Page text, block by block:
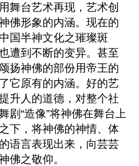
舞台艺术再现，艺术创
佛形象的内涵。现在的
国半神文化之璀璨斑
遭到不断的变异。甚至
扬神佛的部份用帝王的
它原有的内涵。好的艺
升人的道德，对整个社
剧“造像”将神佛在舞台上
下，将神佛的神情、体
语言表现出来，向芸芸
佛之敬仰。